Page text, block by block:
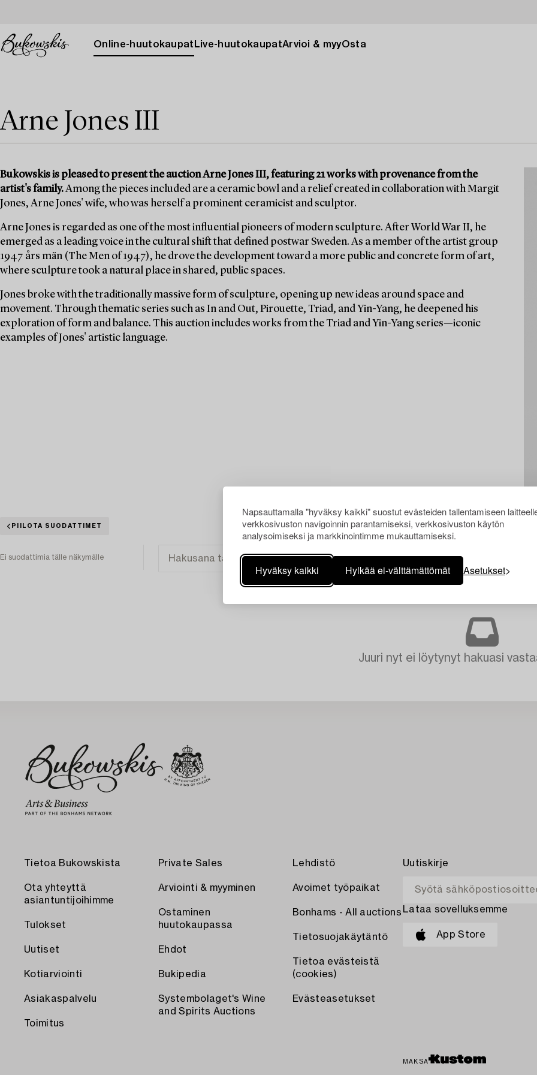
Napsauttamalla "hyväksy kaikki" suostut evästeiden tallentamiseen
verkkosivuston navigoinnin parantamiseksi, verkkosivuston käytön
analysoimiseksi ja markkinointimme mukauttamiseksi.
Hyväksy kaikki Hylkää ei-välttämättömät Asetukset
Online-huutokaupat Live-huutokaupatArvioi & myyOsta
Arne Jones III
Bukowskis is pleased to present the auction Arne Jones III, featuring 21 works with provenance from the
artist's family.Among the pieces included are a ceramic bowl and a relief created in collaboration with Margit
Jones, Arne Jones' wife, who was herself a prominent ceramicist and sculptor.
Arne Jones is regarded as one of the most influential pioneers of modern sculpture. After World War II, he
emerged as a leading voice in the cultural shift that defined postwar Sweden. As a member of the artist group
1947 års män (The Men of 1947), he drove the development toward a more public and concrete form of art,
where sculpture took a natural place in shared, public spaces.
Jones broke with the traditionally massive form of sculpture, opening up new ideas around space and
movement. Through thematic series such as In and Out, Pirouette, Triad, and Yin-Yang, he deepened his
exploration of form and balance. This auction includes works from the Triad and Yin-Yang series—iconic
examples of Jones' artistic language.
PIILOTA SUODATTIMET
Ei suodattimia tälle näkymälle
Juuri nyt ei löytynyt hakuasi
Tietoa Bukowskista
Ota yhteyttä
asiantuntijoihimme
Tulokset
Uutiset
Kotiarviointi
Asiakaspalvelu
Toimitus
Private Sales
Arviointi & myyminen
Ostaminen
huutokaupassa
Ehdot
Bukipedia
Systembolaget's Wine
and Spirits Auctions
Lehdistö
Avoimet työpaikat
Bonhams - All auctions
Tietosuojakäytäntö
Tietoa evästeistä
(cookies)
Evästeasetukset
Uutiskirje
Lataa sovelluksemme
App Store
MAKSA